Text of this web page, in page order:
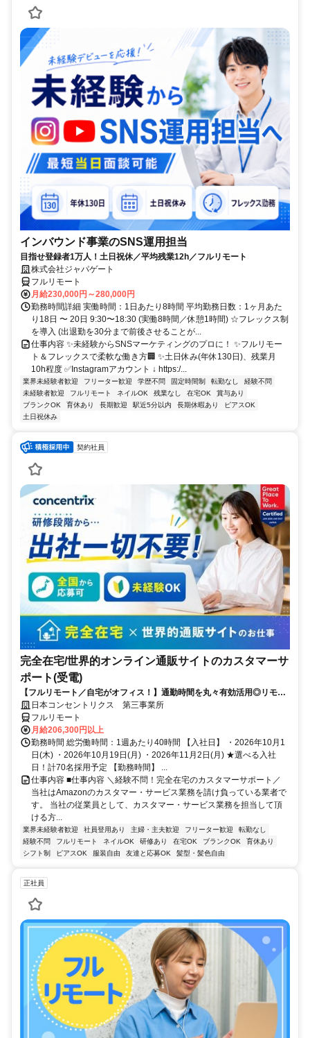
インバウンド事業のSNS運用担当
目指せ登録者1万人！土日祝休／平均残業12h／フルリモート
株式会社ジャパゲート
フルリモート
月給230,000円～280,000円
勤務時間詳細 実働時間：1日あたり8時間 平均勤務日数：1ヶ月あた
り18日 〜 20日 9:30〜18:30 (実働8時間／休憩1時間) ☆フレックス制
を導入 (出退勤を30分まで前後させることが...
仕事内容 ✨未経験からSNSマーケティングのプロに！ ✨フルリモー
ト＆フレックスで柔軟な働き方🏢 ✨土日休み(年休130日)、残業月
10h程度 ✅Instagramアカウント ↓ https:/...
業界未経験者歓迎 フリーター歓迎 学歴不問 固定時間制 転勤なし
経験不問
未経験者歓迎
フルリモート ネイルOK 残業なし 在宅OK
賞与あり
ブランクOK
育休あり 長期歓迎 駅近5分以内 長期休暇あり
ピアスOK
土日祝休み
契約社員
完全在宅/世界的オンライン通販サイトのカスタマーサ
ポート(受電)
【フルリモート／自宅がオフィス！】通勤時間を丸々有効活用◎リモー
ト研修・フォロー充実で在宅でも安心★セールス要素一切なし！
日本コンセントリクス 第三事業所
フルリモート
月給206,300円以上
勤務時間 総労働時間：1週あたり40時間 【入社日】 ・2026年10月1
日(木) ・2026年10月19日(月) ・2026年11月2日(月) ★選べる入社
日！計70名採用予定 【勤務時間】 ...
仕事内容 ■仕事内容 ＼経験不問！完全在宅のカスタマーサポート／
当社はAmazonのカスタマー・サービス業務を請け負っている業者で
す。 当社の従業員として、カスタマー・サービス業務を担当して頂
ける方...
業界未経験者歓迎 社員登用あり 主婦・主夫歓迎 フリーター歓迎
転勤なし
経験不問
フルリモート ネイルOK 研修あり 在宅OK ブランクOK
育休あり
シフト制
ピアスOK 服装自由 友達と応募OK 髪型・髪色自由
正社員